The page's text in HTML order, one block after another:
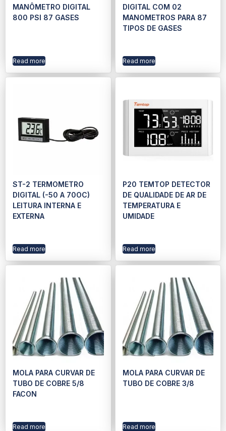
MANÔMETRO DIGITAL
800 PSI 87 GASES
Read more
DIGITAL COM 02
MANOMETROS PARA 87
TIPOS DE GASES
Read more
ST-2 TERMOMETRO
DIGITAL (-50 A 70OC)
LEITURA INTERNA E
EXTERNA
Read more
P20 TEMTOP DETECTOR
DE QUALIDADE DE AR DE
TEMPERATURA E
UMIDADE
Read more
MOLA PARA CURVAR DE
TUBO DE COBRE 5/8
FACON
Read more
MOLA PARA CURVAR DE
TUBO DE COBRE 3/8
Read more